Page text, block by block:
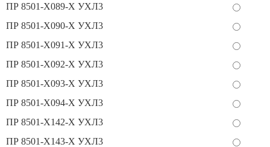
ПР 8501-Х089-Х УХЛ3
ПР 8501-Х090-Х УХЛ3
ПР 8501-Х091-Х УХЛ3
ПР 8501-Х092-Х УХЛ3
ПР 8501-Х093-Х УХЛ3
ПР 8501-Х094-Х УХЛ3
ПР 8501-Х142-Х УХЛ3
ПР 8501-Х143-Х УХЛ3